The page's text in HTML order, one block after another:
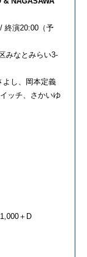
終演20:00（予
みなとみらい3-
よし、岡本定義
ッチ、さかいゆ
＋D